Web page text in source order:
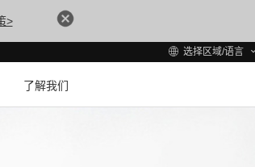
>
选择区域/语言
了解我们